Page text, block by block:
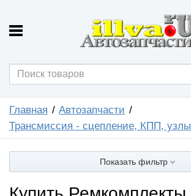
Главная
Автозапчасти
Трансмиссия - сцепление, КПП, узлы
Показать фильтр